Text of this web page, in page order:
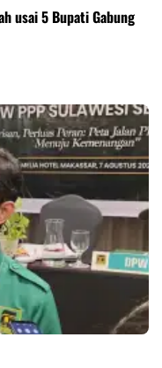
usai 5 Bupati Gabung